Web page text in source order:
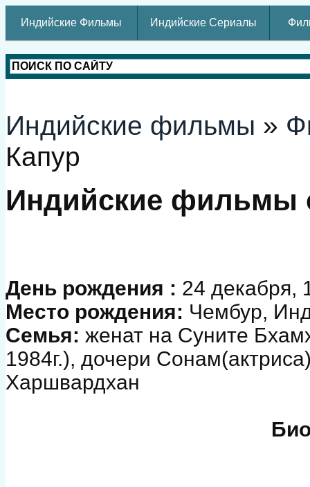
Индийские Фильмы Индийские Сериалы
Индийские фильмы »
Капур
Индийские фильмы
День рождения : 24 декабря,
Место рождения: Чембур,
Семья: женат на Суните
1984г.), дочери
Харшвардхан